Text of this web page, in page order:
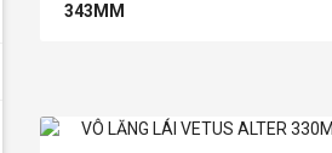
343MM